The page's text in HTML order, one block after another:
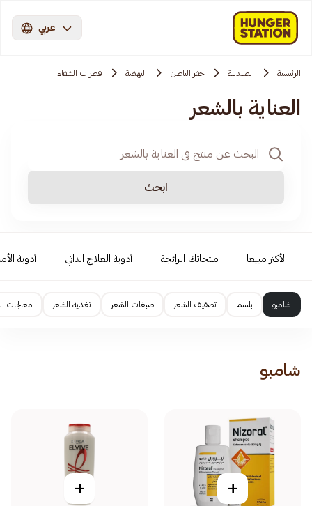
عربي
الرئيسية الصيدلية حفر الباطن النهضة قطرات الشفاء
العناية بالشعر
ابحث
الأكثر مبيعا منتجاتك الرائجة أدوية العلاج الذاتي أدوية
شامبو بلسم تصفيف الشعر صبغات الشعر تغذية الشعر معالجات
شامبو
+
+